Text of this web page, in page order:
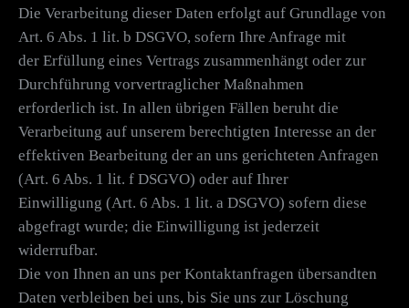
Die Verarbeitung dieser Daten erfolgt auf Grundlage von
Art. 6 Abs. 1 lit. b DSGVO, sofern Ihre Anfrage mit
der Erfüllung eines Vertrags zusammenhängt oder zur
Durchführung vorvertraglicher Maßnahmen
erforderlich ist. In allen übrigen Fällen beruht die
Verarbeitung auf unserem berechtigten Interesse an der
effektiven Bearbeitung der an uns gerichteten Anfragen
(Art. 6 Abs. 1 lit. f DSGVO) oder auf Ihrer
Einwilligung (Art. 6 Abs. 1 lit. a DSGVO) sofern diese
abgefragt wurde; die Einwilligung ist jederzeit
widerrufbar.
Die von Ihnen an uns per Kontaktanfragen übersandten
Daten verbleiben bei uns, bis Sie uns zur Löschung